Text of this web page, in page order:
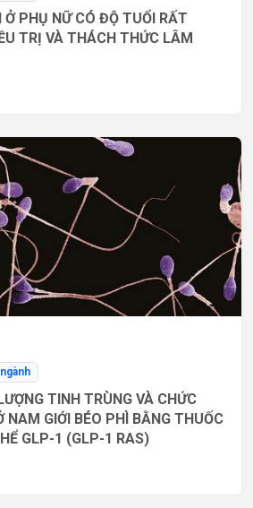
Ở PHỤ NỮ CÓ ĐỘ TUỔI RẤT
TRỊ VÀ THÁCH THỨC LÂM
TINH TRÙNG VÀ CHỨC
NAM GIỚI BÉO PHÌ BẰNG THUỐC
GLP-1 (GLP-1 RAS)